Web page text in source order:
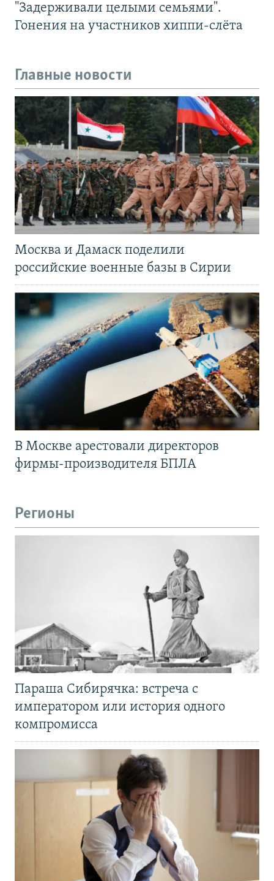
"Задерживали целыми семьями".
Гонения на участников хиппи-слёта
Главные новости
Москва и Дамаск поделили
российские военные базы в Сирии
В Москве арестовали директоров
фирмы-производителя БПЛА
Регионы
Параша Сибирячка: встреча с
императором или история одного
компромисса